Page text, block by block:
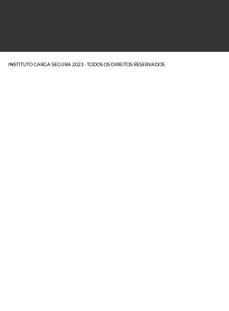
INSTITUTO CARGA SEGURA 2023 - TODOS OS DIREITOS RESERVADOS